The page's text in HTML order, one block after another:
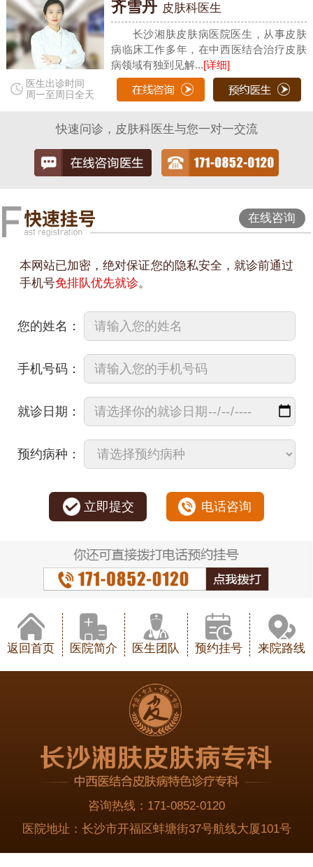
医生出诊时间
周一至周日全天
齐雪丹 皮肤科医生
长沙湘肤皮肤病医院医生，从事皮肤
病临床工作多年，在中西医结合治疗皮肤
病领域有独到见解...[详细]
快速问诊，皮肤科医生与您一对一交流
在线咨询
本网站已加密，绝对保证您的隐私安全，就诊前通过
手机号免排队优先就诊。
您的姓名：
手机号码：
就诊日期：
预约病种：
立即提交 电话咨询
返回首页 医院简介 医生团队 预约挂号 来院路线
咨询热线： 171-0852-0120
医院地址： 长沙市开福区蚌塘街37号航线大厦101号